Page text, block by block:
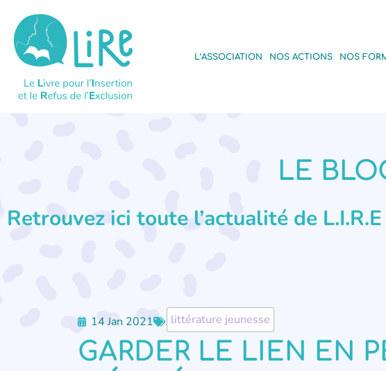
L’ASSOCIATION NOS ACTIONS NOS
LE
Retrouvez ici toute l’actualité de
14 Jan 2021 littérature jeunesse
GARDER LE LIEN EN